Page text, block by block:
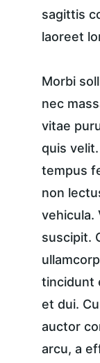
sagittis
laoreet
Morbi
nec
vitae
quis
tempus
non
vehicula.
suscipit.
tincidunt
et dui.
auctor
arcu, a